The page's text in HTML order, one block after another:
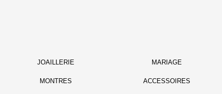
JOAILLERIE MARIAGE
MONTRES ACCESSOIRES